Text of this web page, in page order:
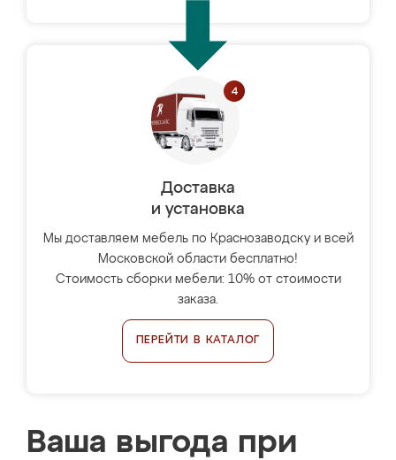
Доставка
и установка
Мы доставляем мебель по Краснозаводску и всей
Московской области бесплатно!
Стоимость сборки мебели: 10% от стоимости
заказа.
ПЕРЕЙТИ В КАТАЛОГ
Ваша выгода при